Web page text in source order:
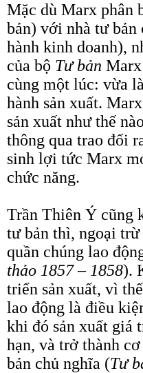
Mặc dù Marx phân
bản) với nhà tư bản
hành kinh doanh),
của bộ Tư bản
cùng một lúc: vừa
hành sản xuất.
sản xuất như thế
thông qua trao đổi
sinh lợi tức Marx
chức năng.
Trần Thiên Ý cũng
tư bản thì, ngoại
quần chúng lao
thảo 1857 – 1858).
triển sản xuất, vì
lao động là điều
khi đó sản xuất giá
hạn, và trở thành
bản chủ nghĩa (Tư